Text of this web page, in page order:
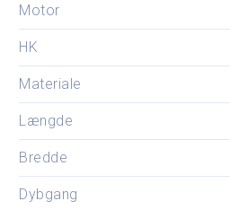
Motor
HK
Materiale
Længde
Bredde
Dybgang